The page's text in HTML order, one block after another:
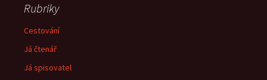
Rubriky
Cestování
Já čtenář
Já spisovatel